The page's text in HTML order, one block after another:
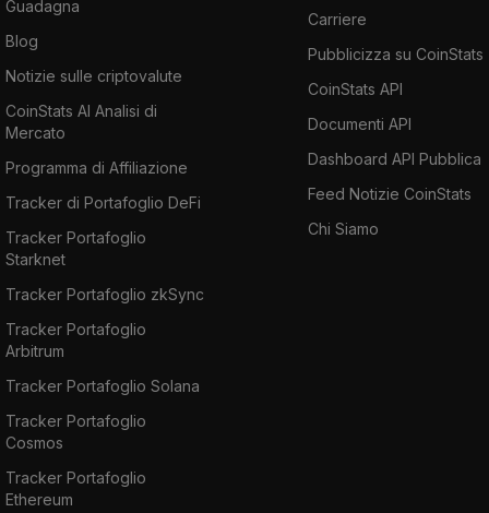
Guadagna
Blog
Notizie sulle criptovalute
CoinStats AI Analisi di
Mercato
Programma di Affiliazione
Tracker di Portafoglio DeFi
Tracker Portafoglio
Starknet
Tracker Portafoglio zkSync
Tracker Portafoglio
Arbitrum
Tracker Portafoglio Solana
Tracker Portafoglio
Cosmos
Tracker Portafoglio
Ethereum
Carriere
Pubblicizza su CoinStats
CoinStats API
Documenti API
Dashboard API Pubblica
Feed Notizie CoinStats
Chi Siamo